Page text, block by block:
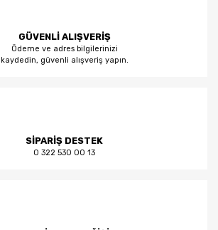
GÜVENLİ ALIŞVERİŞ
Ödeme ve adres bilgilerinizi
kaydedin, güvenli alışveriş yapın.
SİPARİŞ DESTEK
0 322 530 00 13